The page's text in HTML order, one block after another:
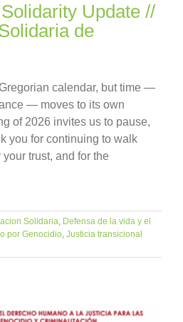
Update //
de
calendar, but time —
— moves to its own
of 2026 invites us to pause,
you for continuing to walk
trust, and for the
Solidaria Defensa de la vida y el
por Genocidio Justicia transicional